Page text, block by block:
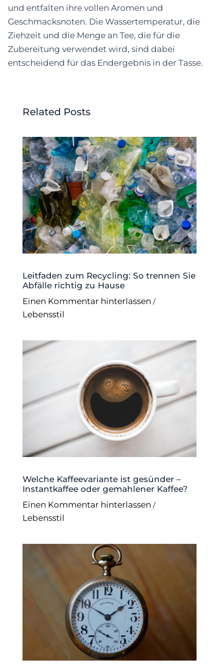
und entfalten ihre vollen Aromen und
Geschmacksnoten. Die Wassertemperatur, die
Ziehzeit und die Menge an Tee, die für die
Zubereitung verwendet wird, sind dabei
entscheidend für das Endergebnis in der Tasse.
Related Posts
Leitfaden zum Recycling: So trennen Sie
Abfälle richtig zu Hause
Einen Kommentar hinterlassen /
Lebensstil
Welche Kaffeevariante ist gesünder –
Instantkaffee oder gemahlener Kaffee?
Einen Kommentar hinterlassen /
Lebensstil